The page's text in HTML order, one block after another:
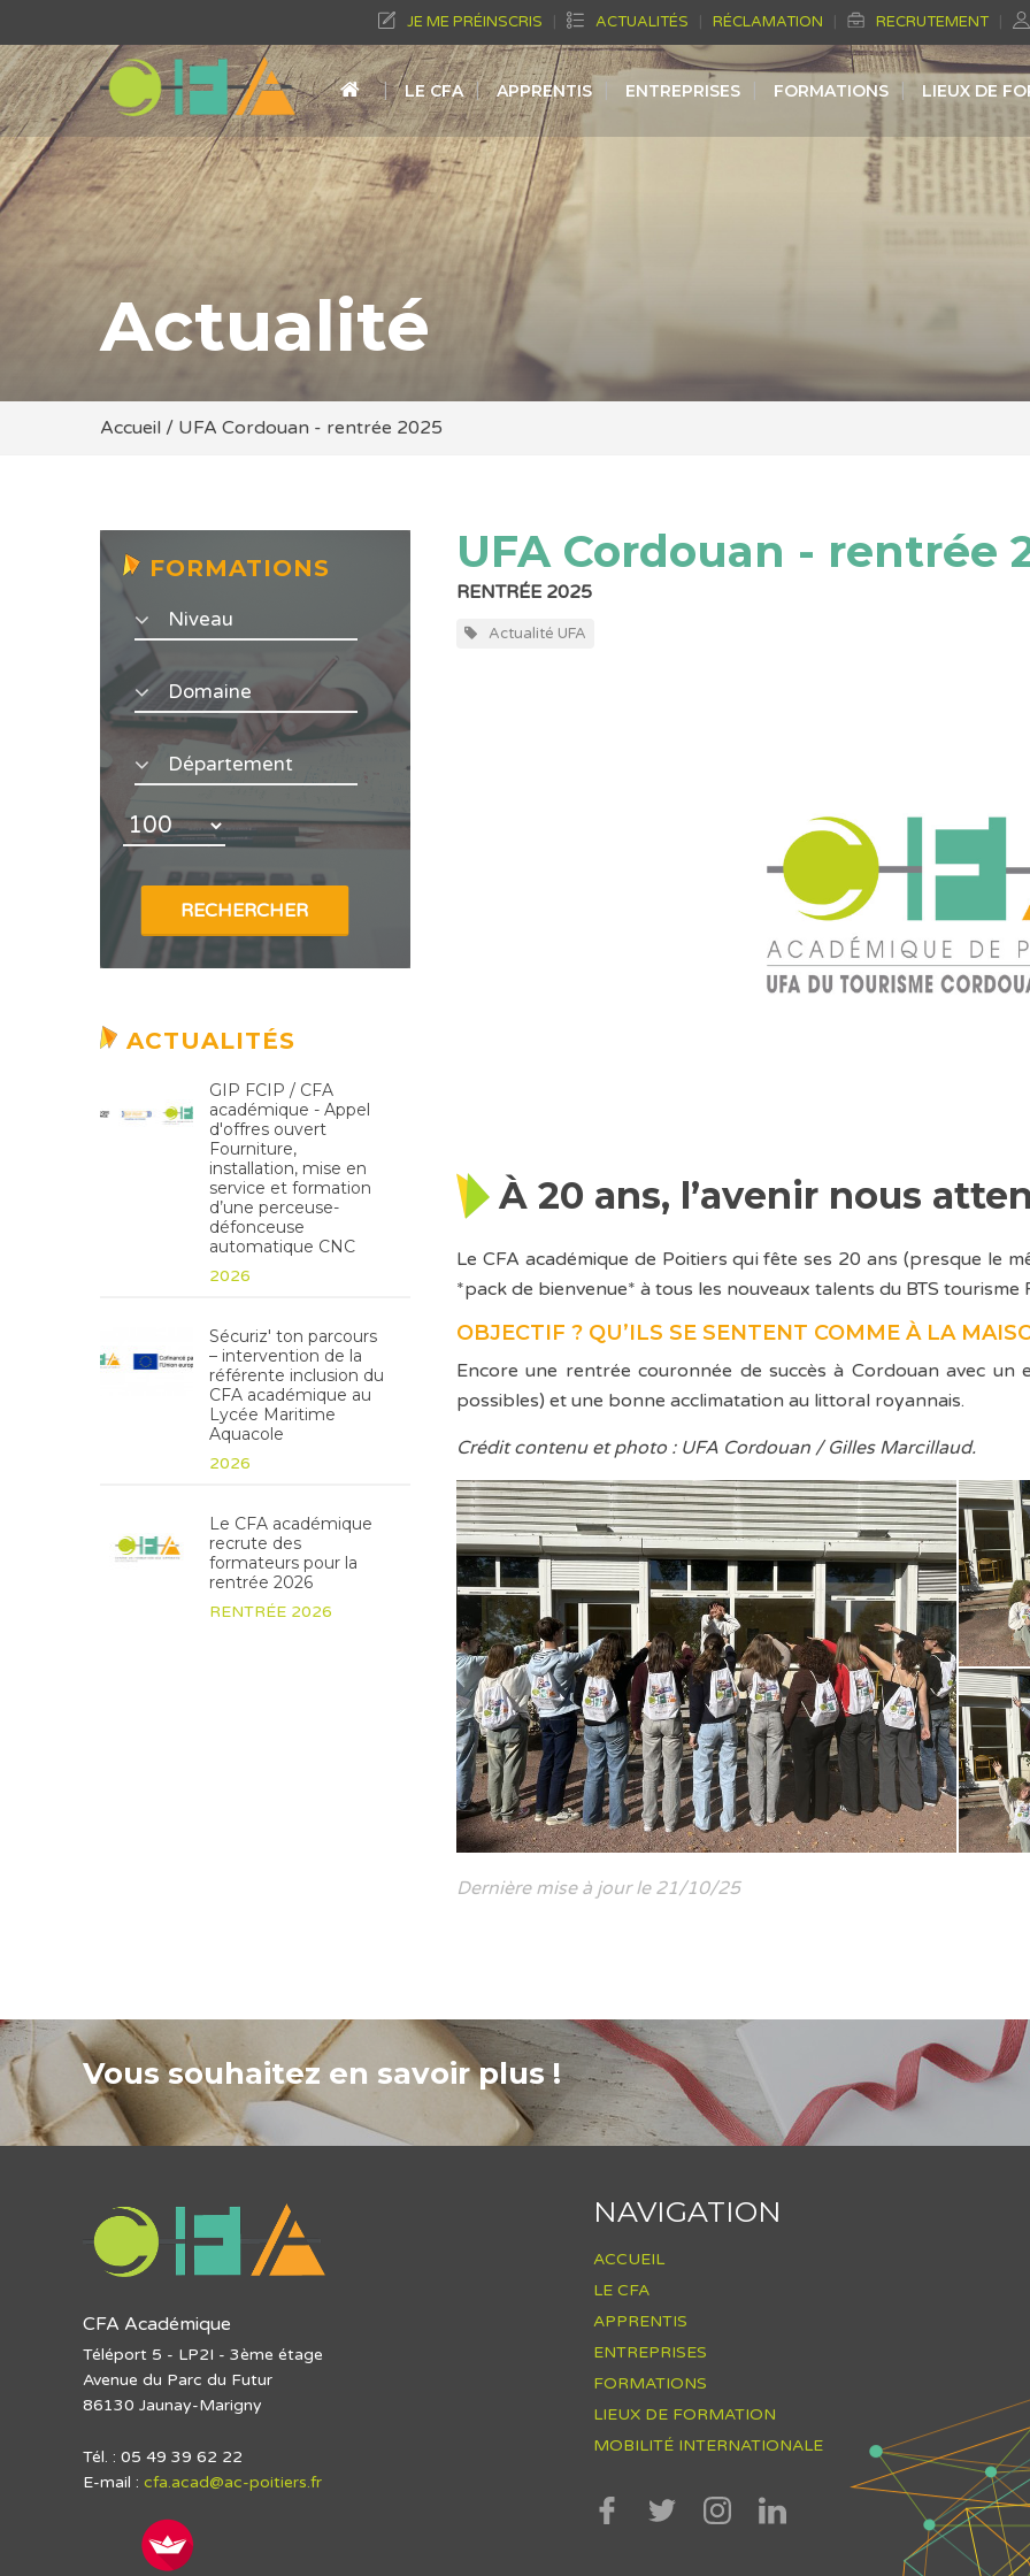
JE ME PRÉINSCRIS ACTUALITÉS RÉCLAMATION RECRUTEMENT
LE CFA APPRENTIS ENTREPRISES FORMATIONS LIEUX DE
Actualité
Accueil / UFA Cordouan - rentrée 2025
FORMATIONS
ACTUALITÉS
GIP FCIP / CFA
académique - Appel
d'offres ouvert
Fourniture,
installation, mise en
service et formation
d’une perceuse-
défonceuse
automatique CNC
2026
Sécuriz' ton parcours
– intervention de la
référente inclusion du
CFA académique au
Lycée Maritime
Aquacole
2026
Le CFA académique
recrute des
formateurs pour la
rentrée 2026
RENTRÉE 2026
UFA Cordouan - rentrée
RENTRÉE 2025
Actualité UFA
À 20 ans, l’avenir nous
Le CFA académique de Poitiers qui fête ses 20 ans (presque le
*pack de bienvenue* à tous les nouveaux talents du BTS tourisme
OBJECTIF ? QU’ILS SE SENTENT COMME À LA
Encore une rentrée couronnée de succès à Cordouan avec
possibles) et une bonne acclimatation au littoral royannais.
Crédit contenu et photo : UFA Cordouan / Gilles Marcillaud.
Dernière mise à jour le 21/10/25
Vous souhaitez en savoir plus !
CFA Académique
Téléport 5 - LP2I - 3ème étage
Avenue du Parc du Futur
86130 Jaunay-Marigny
Tél. : 05 49 39 62 22
E-mail : cfa.acad@ac-poitiers.fr
NAVIGATION
ACCUEIL
LE CFA
APPRENTIS
ENTREPRISES
FORMATIONS
LIEUX DE FORMATION
MOBILITÉ INTERNATIONALE